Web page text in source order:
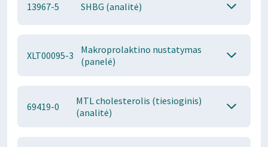
13967-5 SHBG (analitė)
XLT00095-3
Makroprolaktino nustatymas
(panelė)
69419-0
MTL cholesterolis (tiesioginis)
(analitė)